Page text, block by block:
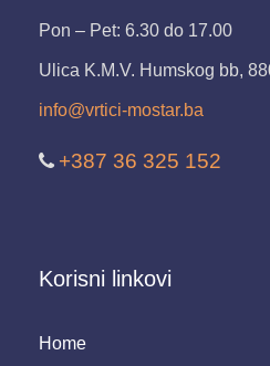
Pon – Pet: 6.30 do 17.00
Ulica K.M.V. Humskog bb,
info@vrtici-mostar.ba
+387 36 325 152
Korisni linkovi
Home